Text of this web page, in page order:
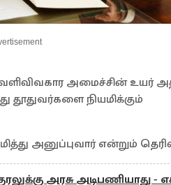
அமைச்சின் உயர்
நியமிக்கும்
அனுப்புவார் என்றும்
அரசு அடிபணியாது -